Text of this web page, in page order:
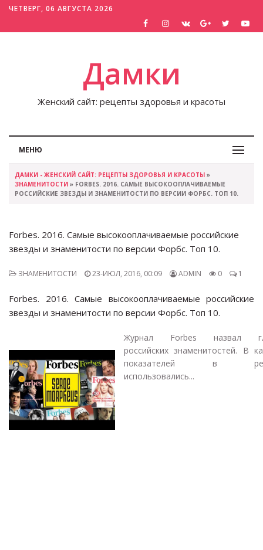
ЧЕТВЕРГ, 06 АВГУСТА 2026
Дамки
Женский сайт: рецепты здоровья и красоты
МЕНЮ
ДАМКИ - ЖЕНСКИЙ САЙТ: РЕЦЕПТЫ ЗДОРОВЬЯ И КРАСОТЫ »
ЗНАМЕНИТОСТИ » FORBES. 2016. САМЫЕ ВЫСОКООПЛАЧИВАЕМЫЕ
РОССИЙСКИЕ ЗВЕЗДЫ И ЗНАМЕНИТОСТИ ПО ВЕРСИИ ФОРБС. ТОП 10.
Forbes. 2016. Самые высокооплачиваемые российские
звезды и знаменитости по версии Форбс. Топ 10.
ЗНАМЕНИТОСТИ 23-ИЮЛ, 2016, 00:09 ADMIN 0 1
Forbes. 2016. Самые высокооплачиваемые российские
звезды и знаменитости по версии Форбс. Топ 10.
Журнал Forbes назвал
российских знаменитостей. В
показателей в
использовались...